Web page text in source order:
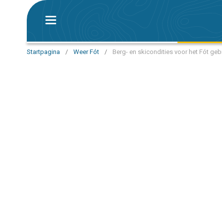
Startpagina / Weer Fót / Berg- en skicondities voor het Fót